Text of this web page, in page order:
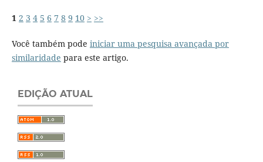
1 2 3 4 5 6 7 8 9 10 > >>
Você também pode iniciar uma pesquisa avançada por
similaridade para este artigo.
EDIÇÃO ATUAL